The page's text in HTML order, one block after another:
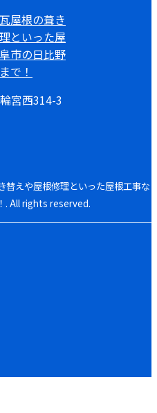
宮西314-3
えや屋根修理といった屋根工事な
. All rights reserved.